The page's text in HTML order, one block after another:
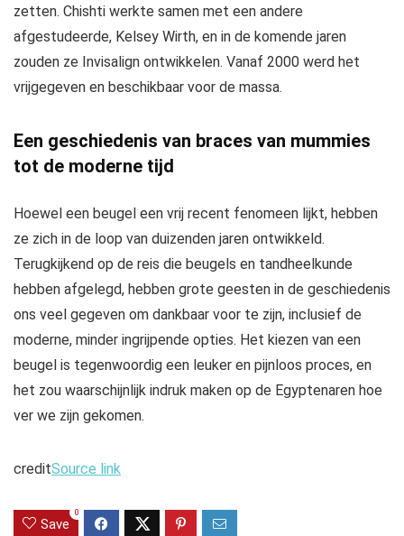
zetten. Chishti werkte samen met een andere
afgestudeerde, Kelsey Wirth, en in de komende jaren
zouden ze Invisalign ontwikkelen. Vanaf 2000 werd het
vrijgegeven en beschikbaar voor de massa.
Een geschiedenis van braces van mummies
tot de moderne tijd
Hoewel een beugel een vrij recent fenomeen lijkt, hebben
ze zich in de loop van duizenden jaren ontwikkeld.
Terugkijkend op de reis die beugels en tandheelkunde
hebben afgelegd, hebben grote geesten in de geschiedenis
ons veel gegeven om dankbaar voor te zijn, inclusief de
moderne, minder ingrijpende opties. Het kiezen van een
beugel is tegenwoordig een leuker en pijnloos proces, en
het zou waarschijnlijk indruk maken op de Egyptenaren hoe
ver we zijn gekomen.
creditSource link
Save
0